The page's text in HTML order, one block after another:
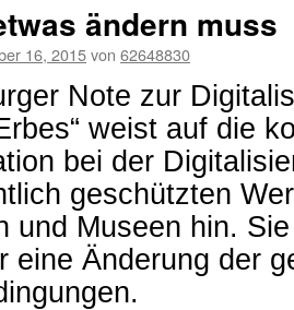
ändern muss
16, 2015von 62648830
Note zur
weist auf die
bei der
geschützten
und Museen hin.
eine Änderung der